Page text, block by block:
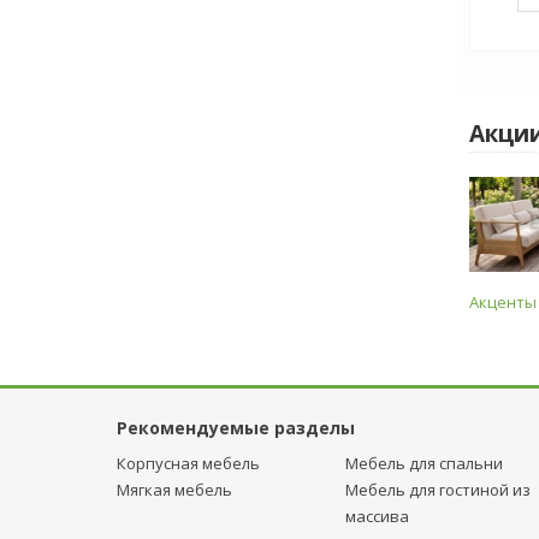
Рекомендуемые разделы
Корпусная мебель
Мягкая мебель
Мебель для спальни
Мебель для гостиной из
массива